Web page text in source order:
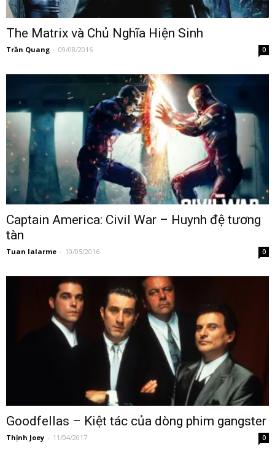
The Matrix và Chủ Nghĩa Hiện Sinh
Trần Quang - 09/08/2016 0
Captain America: Civil War – Huynh đệ tương
tàn
Tuan lalarme - 10/05/2016 0
Goodfellas – Kiệt tác của dòng phim gangster
Thịnh Joey - 11/04/2017 0